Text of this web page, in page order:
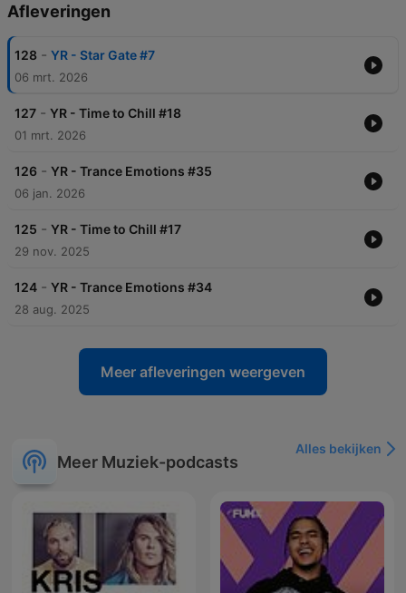
Afleveringen
128 - YR - Star Gate #7
06 mrt. 2026
127 - YR - Time to Chill #18
01 mrt. 2026
126 - YR - Trance Emotions #35
06 jan. 2026
125 - YR - Time to Chill #17
29 nov. 2025
124 - YR - Trance Emotions #34
28 aug. 2025
Meer afleveringen weergeven
Meer Muziek-podcasts
Alles bekijken